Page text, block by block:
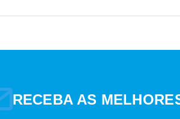
RECEBA AS